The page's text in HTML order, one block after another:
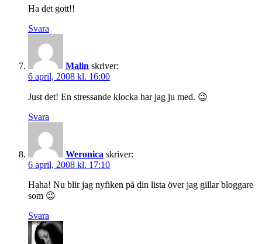
Ha det gott!!
Svara
Malin skriver:
6 april, 2008 kl. 16:00
Just det! En stressande klocka har jag ju med. 😉
Svara
Weronica skriver:
6 april, 2008 kl. 17:10
Haha! Nu blir jag nyfiken på din lista över jag gillar bloggare
som 😉
Svara